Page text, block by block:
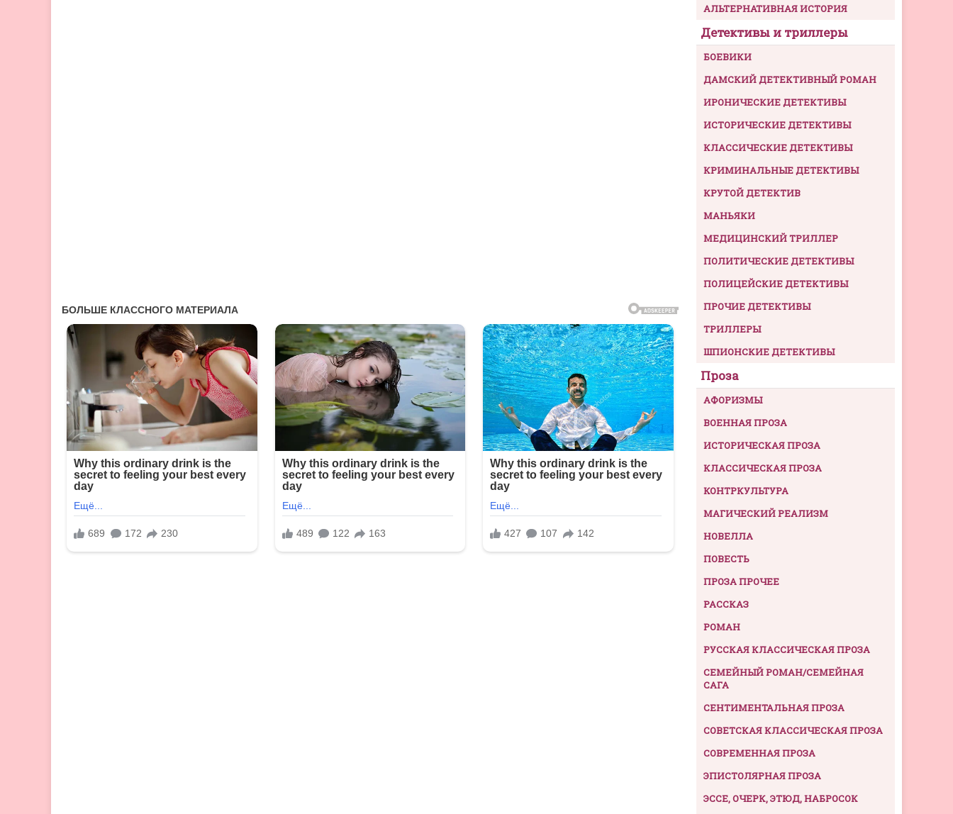
АЛЬТЕРНАТИВНАЯ ИСТОРИЯ
Детективы и триллеры
БОЕВИКИ
ДАМСКИЙ ДЕТЕКТИВНЫЙ РОМАН
ИРОНИЧЕСКИЕ ДЕТЕКТИВЫ
ИСТОРИЧЕСКИЕ ДЕТЕКТИВЫ
КЛАССИЧЕСКИЕ ДЕТЕКТИВЫ
КРИМИНАЛЬНЫЕ ДЕТЕКТИВЫ
КРУТОЙ ДЕТЕКТИВ
МАНЬЯКИ
МЕДИЦИНСКИЙ ТРИЛЛЕР
ПОЛИТИЧЕСКИЕ ДЕТЕКТИВЫ
ПОЛИЦЕЙСКИЕ ДЕТЕКТИВЫ
ПРОЧИЕ ДЕТЕКТИВЫ
ТРИЛЛЕРЫ
ШПИОНСКИЕ ДЕТЕКТИВЫ
Проза
АФОРИЗМЫ
ВОЕННАЯ ПРОЗА
ИСТОРИЧЕСКАЯ ПРОЗА
КЛАССИЧЕСКАЯ ПРОЗА
КОНТРКУЛЬТУРА
МАГИЧЕСКИЙ РЕАЛИЗМ
НОВЕЛЛА
ПОВЕСТЬ
ПРОЗА ПРОЧЕЕ
РАССКАЗ
РОМАН
РУССКАЯ КЛАССИЧЕСКАЯ ПРОЗА
СЕМЕЙНЫЙ РОМАН/СЕМЕЙНАЯ
САГА
СЕНТИМЕНТАЛЬНАЯ ПРОЗА
СОВЕТСКАЯ КЛАССИЧЕСКАЯ ПРОЗА
СОВРЕМЕННАЯ ПРОЗА
ЭПИСТОЛЯРНАЯ ПРОЗА
ЭССЕ, ОЧЕРК, ЭТЮД, НАБРОСОК